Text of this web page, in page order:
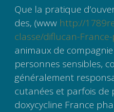
Que la pratique
des, (www http://
classe/diflucan-
animaux de
personnes sensibles,
généralement
cutanées et parfois de
doxycycline France